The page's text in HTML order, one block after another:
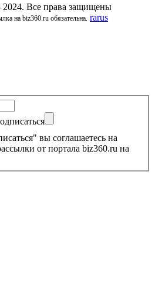
Все права защищены
на biz360.ru обязательна. rarus
вы соглашаетесь на
от портала biz360.ru на